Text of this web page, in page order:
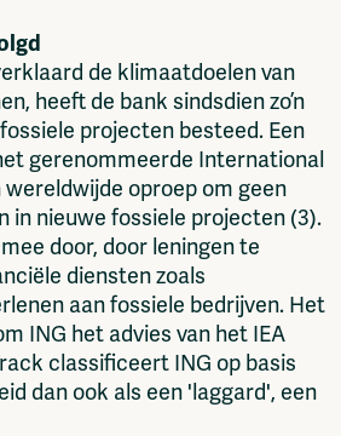
de klimaatdoelen van
heeft de bank sindsdien zo’n
projecten besteed. Een
gerenommeerde International
wereldwijde oproep om geen
in nieuwe fossiele projecten (3).
door, door leningen te
diensten zoals
aan fossiele bedrijven. Het
ING het advies van het IEA
classificeert ING op basis
dan ook als een 'laggard', een